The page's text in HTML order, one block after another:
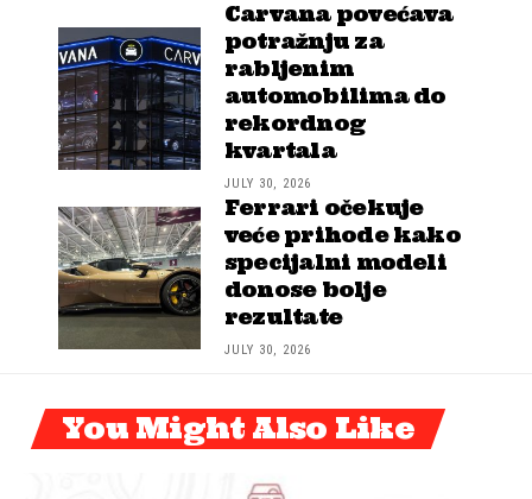
Carvana povećava
potražnju za
rabljenim
automobilima do
rekordnog
kvartala
JULY 30, 2026
Ferrari očekuje
veće prihode kako
specijalni modeli
donose bolje
rezultate
JULY 30, 2026
You Might Also Like